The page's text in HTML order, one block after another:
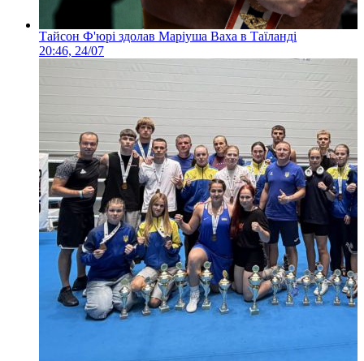
Тайсон Ф'юрі здолав Маріуша Ваха в Таїланді
20:46, 24/07